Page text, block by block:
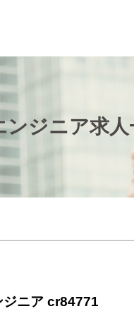
ジニア求人
ジニア cr84771